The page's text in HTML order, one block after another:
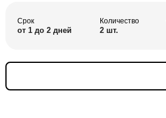
Срок
от 1 до 2 дней
Количество
2 шт.